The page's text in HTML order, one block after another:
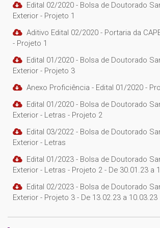
Edital 02/2020 - Bolsa de Doutorado
Exterior - Projeto 1
Aditivo Edital 02/2020 - Portaria da
- Projeto 1
Edital 01/2020 - Bolsa de Doutorado
Exterior - Projeto 3
Anexo Proficiência - Edital 01/2020 -
Edital 01/2020 - Bolsa de Doutorado
Exterior - Letras - Projeto 2
Edital 03/2022 - Bolsa de Doutorado
Exterior - Letras
Edital 01/2023 - Bolsa de Doutorado
Exterior - Letras - Projeto 2 - De 30.01.23 a
Edital 02/2023 - Bolsa de Doutorado
Exterior - Projeto 3 - De 13.02.23 a 10.03.23